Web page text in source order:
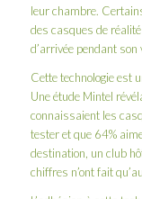
leur chambre.
des casques de
d’arrivée pendant son
Cette technologie est
Une étude Mintel
connaissaient les
tester et que 64%
destination, un club
chiffres n’ont fait